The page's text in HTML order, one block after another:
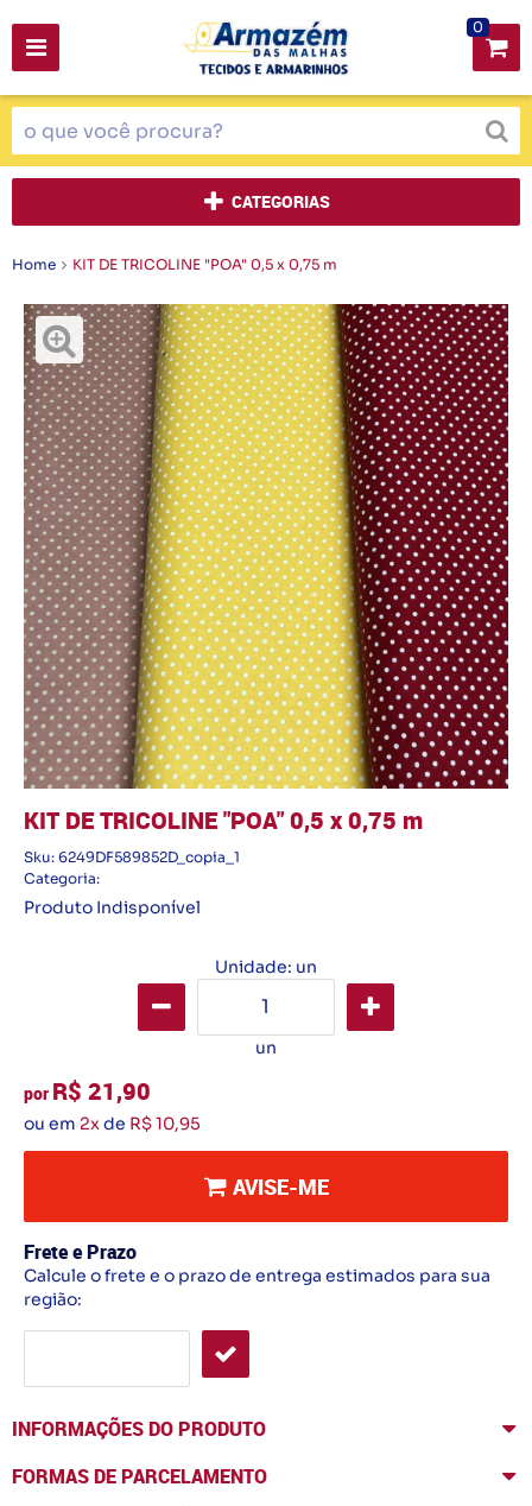
0
CATEGORIAS
Home KIT DE TRICOLINE "POA" 0,5 x 0,75 m
KIT DE TRICOLINE "POA" 0,5 x 0,75 m
Sku: 6249DF589852D_copia_1
Categoria:
Produto Indisponível
Unidade: un
un
por R$ 21,90
ou em 2xde R$ 10,95
AVISE-ME
Frete e Prazo
Calcule o frete e o prazo de entrega estimados para sua
região:
INFORMAÇÕES DO PRODUTO
FORMAS DE PARCELAMENTO